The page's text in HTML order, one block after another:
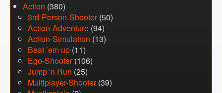
Action (380)
3rd-Person-Shooter(50)
Action-Adventure (94)
Action-Simulation (13)
Beat ’em up (11)
Ego-Shooter(106)
Jump 'n Run (25)
Multiplayer-Shooter(39)